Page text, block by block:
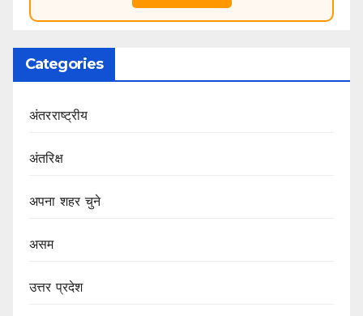
Categories
अंतरराष्ट्रीय
अंतरिक्ष
अपना शहर चुने
असम
उत्तर प्रदेश